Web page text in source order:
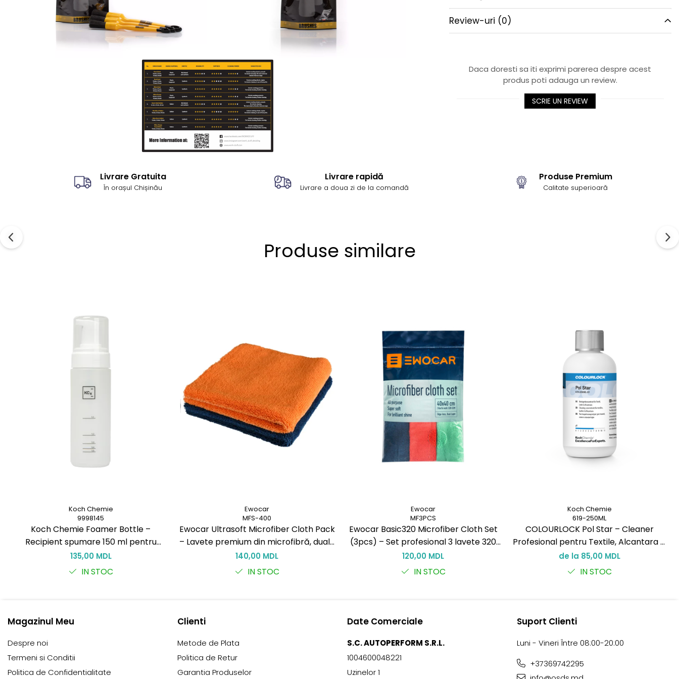
Review-uri (0)
Daca doresti sa iti exprimi parerea despre acest
produs poti adauga un review.
SCRIE UN REVIEW
Livrare Gratuita
În orașul Chișinău
Livrare rapidă
Livrare a doua zi de la comandă
Produse Premium
Calitate superioară
Produse similare
Koch Chemie
9998145
Koch Chemie Foamer Bottle –
Recipient spumare 150 ml pentru
curățare eficientă
135,00 MDL
IN STOC
Ewocar
MFS-400
Ewocar Ultrasoft Microfiber Cloth Pack
– Lavete premium din microfibră, dual-
pile, pentru detailing profesionist
140,00 MDL
IN STOC
Ewocar
MF3PCS
Ewocar Basic320 Microfiber Cloth Set
(3pcs) – Set profesional 3 lavete 320
g/m² pentru corecție și întreținere
auto
120,00 MDL
IN STOC
Koch Chemie
619-250ML
COLOURLOCK Pol Star – Cleaner
Profesional pentru Textile, Alcantara și
Piele
de la 85,00 MDL
IN STOC
Magazinul Meu
Despre noi
Termeni si Conditii
Politica de Confidentialitate
Clienti
Metode de Plata
Politica de Retur
Garantia Produselor
Date Comerciale
S.C. AUTOPERFORM S.R.L.
1004600048221
Uzinelor 1
Suport Clienti
Luni - Vineri Între 08:00-20:00
+37369742295